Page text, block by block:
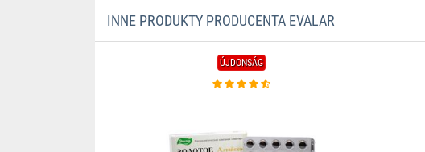
INNE PRODUKTY PRODUCENTA EVALAR
ÚJDONSÁG